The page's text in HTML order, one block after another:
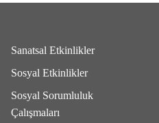
Sanatsal Etkinlikler
Sosyal Etkinlikler
Sosyal Sorumluluk
Çalışmaları